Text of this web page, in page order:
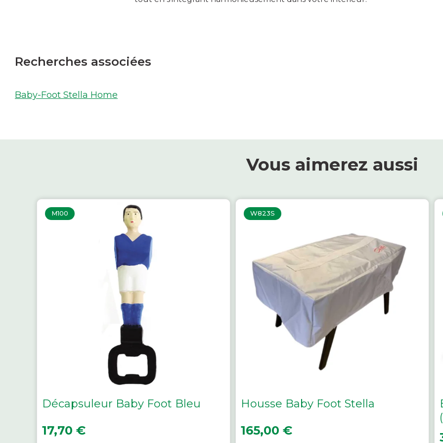
Recherches associées
Baby-Foot Stella Home
Vous aimerez aussi
M100
Décapsuleur Baby Foot Bleu
Prix
17,70 €
W823S
Housse Baby Foot Stella
Prix
165,00 €